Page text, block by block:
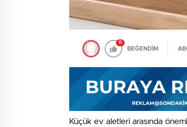
0
BEĞENDİM
Küçük ev aletleri arasında